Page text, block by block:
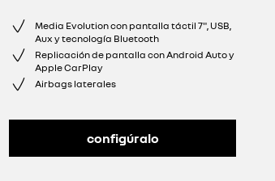
Media Evolution con pantalla táctil 7", USB,
Aux y tecnología Bluetooth
Replicación de pantalla con Android Auto y
Apple CarPlay
Airbags laterales
configúralo